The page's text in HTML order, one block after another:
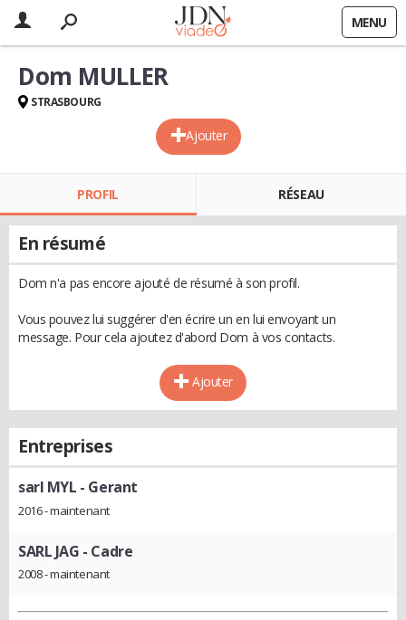
MENU
Ajouter
Dom MULLER
STRASBOURG
PROFIL RÉSEAU
En résumé
Dom n'a pas encore ajouté de résumé à son profil.
Vous pouvez lui suggérer d'en écrire un en lui envoyant un
message. Pour cela ajoutez d'abord Dom à vos contacts.
Ajouter
Entreprises
sarl MYL - Gerant
2016 - maintenant
SARL JAG - Cadre
2008 - maintenant